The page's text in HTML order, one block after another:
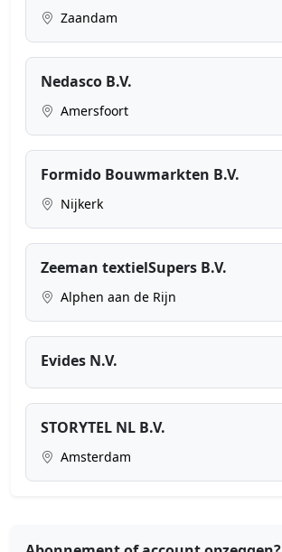
Zaandam
Nedasco B.V.
Amersfoort
Formido Bouwmarkten B.V.
Nijkerk
Zeeman textielSupers B.V.
Alphen aan de Rijn
Evides N.V.
STORYTEL NL B.V.
Amsterdam